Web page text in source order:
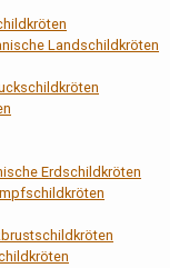
Landschildkröten
Erdschildkröten